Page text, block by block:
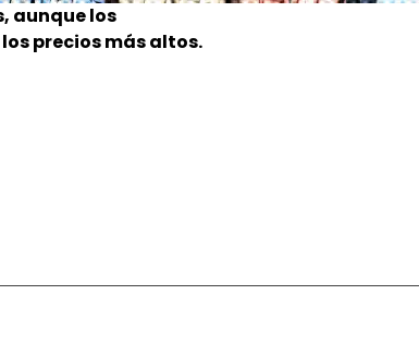
aunque los
precios más altos.